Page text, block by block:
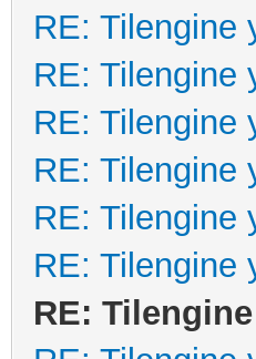
RE: Tilengine
RE: Tilengine
RE: Tilengine
RE: Tilengine
RE: Tilengine
RE: Tilengine
RE: